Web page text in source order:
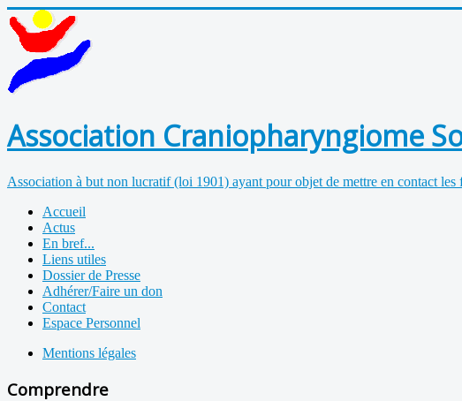
Association Craniopharyngiome
Association à but non lucratif (loi 1901) ayant pour objet de mettre en contact
Accueil
Actus
En bref...
Liens utiles
Dossier de Presse
Adhérer/Faire un don
Contact
Espace Personnel
Mentions légales
Comprendre